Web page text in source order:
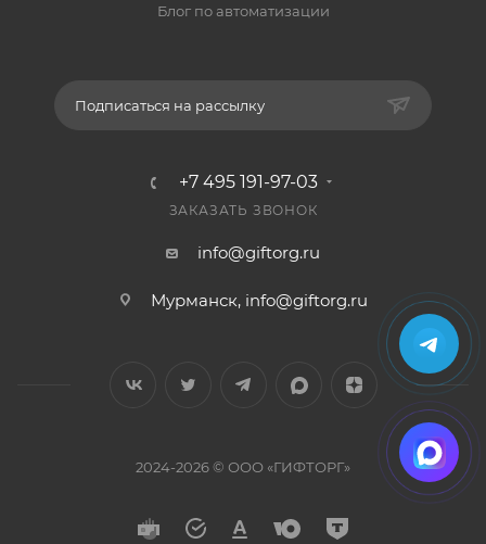
Блог по автоматизации
Подписаться на рассылку
+7 495 191-97-03
ЗАКАЗАТЬ ЗВОНОК
info@giftorg.ru
Мурманск, info@giftorg.ru
2024-2026 © ООО «ГИФТОРГ»